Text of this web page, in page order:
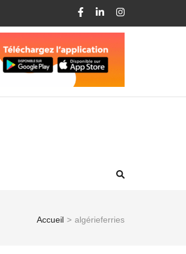
Accueil > algérieferries